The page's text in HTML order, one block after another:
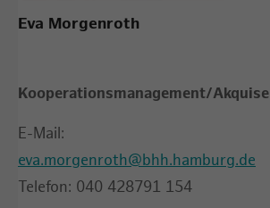
Eva Morgenroth
Kooperationsmanagement/Akquise
E-Mail:
eva.morgenroth@bhh.hamburg.de
Telefon: 040 428791 154